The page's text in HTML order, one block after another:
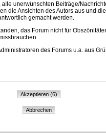
unerwünschten Beiträge/
die Ansichten des Autors aus und
gemacht werden.
das Forum nicht für
des Forums u.a. aus